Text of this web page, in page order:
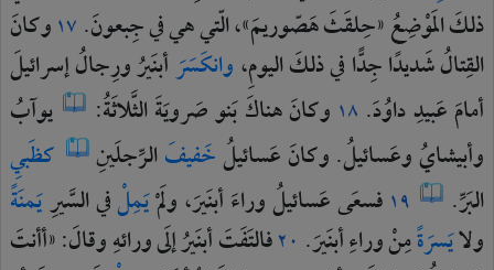
ذلكَالمَوْضِعُ«حِلقَثَهَصّوريمَ»،الّتيهيفيجِبعونَ. ١٧وكانَ
القِتالُشَديدًاجِدًّافيذلكَاليومِ،وانكَسَرَأبنَيرُورِجالُإسرائيلَ
أمامَعَبيدِداوُدَ. ١٨ وكانَهناكَبَنوصَرويَةَالثَّلاثَةُ:
يوآبُ
وأبيشايُوعَسائيلُ.وكانَعَسائيلُخَفيفَالرِّجلَينِ
كظَبيِ
البَرِّ.
١٩ فسعَىعَسائيلُوراءَأبنَيرَ،ولَمْيَمِلْفيالسَّيرِيَمنَةً
ولايَسرَةًمِنْوراءِأبنَيرَ. ٢٠فالتَفَتَأبنَيرُإلَىورائهِوقالَ:«أأنتَ